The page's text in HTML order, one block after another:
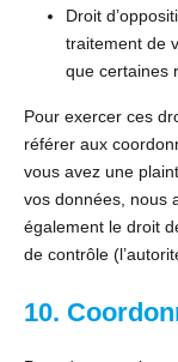
Droit
traitement de
que certaines
Pour exercer ces
référer aux
vous avez une
vos données, nous
également le droit
de contrôle
10.